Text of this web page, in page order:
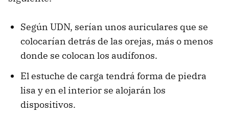
Según UDN, serían unos auriculares que se
colocarían detrás de las orejas, más o menos
donde se colocan los audífonos.
El estuche de carga tendrá forma de piedra
lisa y en el interior se alojarán los
dispositivos.